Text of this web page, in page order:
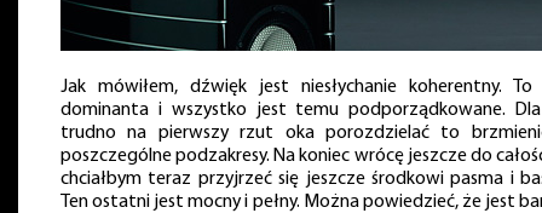
Jak mówiłem, dźwięk jest niesłychanie koherentny.
dominanta i wszystko jest temu podporządkowane.
trudno na pierwszy rzut oka porozdzielać to
poszczególne podzakresy. Na koniec wrócę jeszcze do
chciałbym teraz przyjrzeć się jeszcze środkowi pasma i
Ten ostatni jest mocny i pełny. Można powiedzieć, że jest